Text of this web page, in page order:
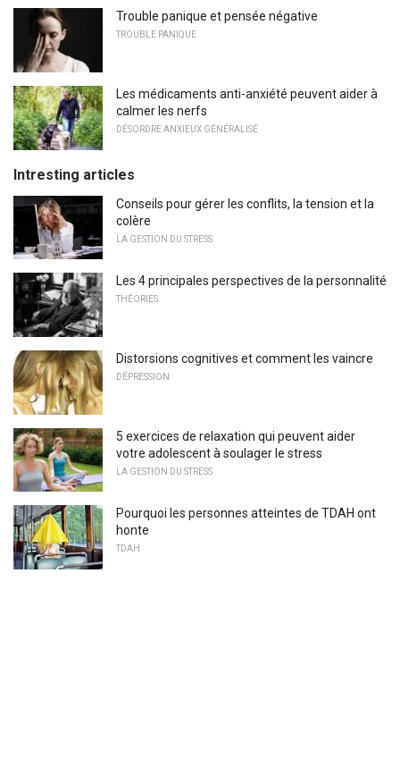
Trouble panique et pensée négative
TROUBLE PANIQUE
Les médicaments anti-anxiété peuvent aider à
calmer les nerfs
DÉSORDRE ANXIEUX GÉNÉRALISÉ
Intresting articles
Conseils pour gérer les conflits, la tension et la
colère
LA GESTION DU STRESS
Les 4 principales perspectives de la personnalité
THÉORIES
Distorsions cognitives et comment les vaincre
DÉPRESSION
5 exercices de relaxation qui peuvent aider
votre adolescent à soulager le stress
LA GESTION DU STRESS
Pourquoi les personnes atteintes de TDAH ont
honte
TDAH